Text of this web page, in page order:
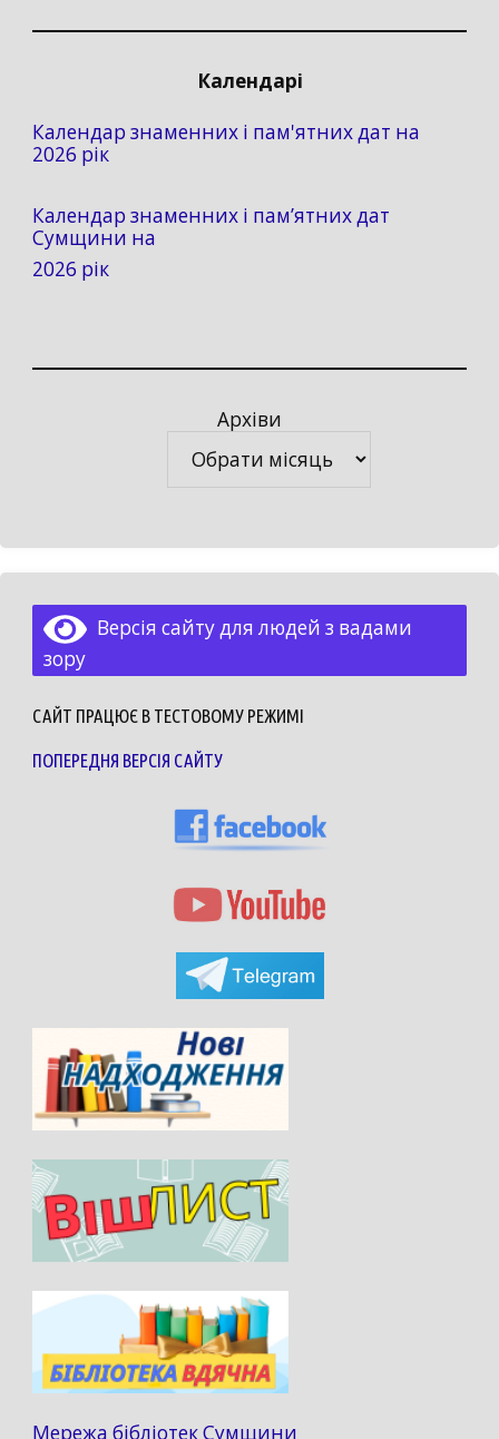
Календарі
Календар знаменних і пам'ятних дат на
2026 рік
Календар знаменних і пам’ятних дат
Сумщини на
2026 рік
Архіви
Версія сайту для людей з вадами
зору
САЙТ ПРАЦЮЄ В ТЕСТОВОМУ РЕЖИМІ
ПОПЕРЕДНЯ ВЕРСІЯ САЙТУ
Мережа бібліотек Сумщини